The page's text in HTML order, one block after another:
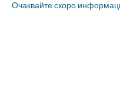
Очаквайте скоро